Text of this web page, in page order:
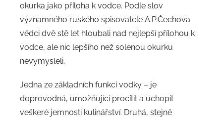
okurka jako příloha k vodce. Podle slov
významného ruského spisovatele A.P.Čechova
vědci dvě stě let hloubali nad nejlepší přílohou k
vodce, ale nic lepšího než solenou okurku
nevymysleli.
Jedna ze základních funkcí vodky – je
doprovodná, umožňující procítit a uchopit
veškeré jemnosti kulinářství. Druhá, stejně